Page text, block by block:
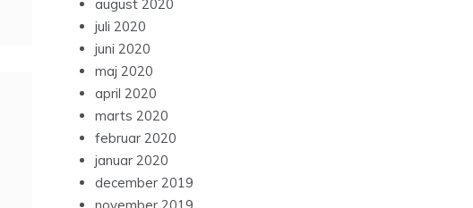
august 2020
juli 2020
juni 2020
maj 2020
april 2020
marts 2020
februar 2020
januar 2020
december 2019